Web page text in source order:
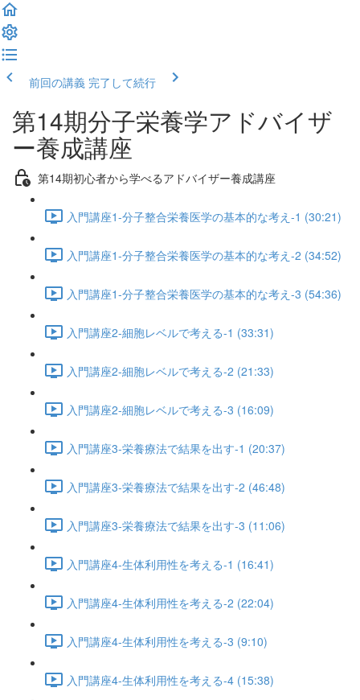
前回の講義 完了して続行
第14期分子栄養学アドバイザ
ー養成講座
第14期初心者から学べるアドバイザー養成講座
入門講座1-分子整合栄養医学の基本的な考え-1 (30:21)
入門講座1-分子整合栄養医学の基本的な考え-2 (34:52)
入門講座1-分子整合栄養医学の基本的な考え-3 (54:36)
入門講座2-細胞レベルで考える-1 (33:31)
入門講座2-細胞レベルで考える-2 (21:33)
入門講座2-細胞レベルで考える-3 (16:09)
入門講座3-栄養療法で結果を出す-1 (20:37)
入門講座3-栄養療法で結果を出す-2 (46:48)
入門講座3-栄養療法で結果を出す-3 (11:06)
入門講座4-生体利用性を考える-1 (16:41)
入門講座4-生体利用性を考える-2 (22:04)
入門講座4-生体利用性を考える-3 (9:10)
入門講座4-生体利用性を考える-4 (15:38)